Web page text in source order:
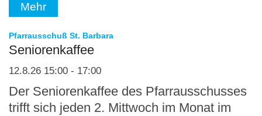
Mehr
Pfarrausschuß St. Barbara
Seniorenkaffee
12.8.26 15:00 - 17:00
Der Seniorenkaffee des Pfarrausschusses
trifft sich jeden 2. Mittwoch im Monat im